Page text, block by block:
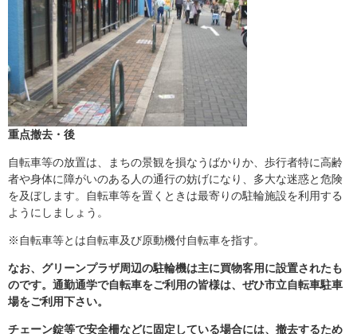
重点撤去・後
自転車等の放置は、まちの景観を損なうばかりか、歩行者特に高齢
者や身体に障がいのある人の通行の妨げになり、多大な迷惑と危険
を及ぼします。自転車等を置くときは最寄りの駐輪施設を利用する
ようにしましょう。
※自転車等とは自転車及び原動機付自転車を指す。
なお、グリーンプラザ周辺の駐輪機は主に買物客用に設置されたも
のです。通勤通学で自転車をご利用の皆様は、ぜひ市立自転車駐車
場をご利用下さい。
チェーン錠等で安全柵などに固定している場合には、撤去するため